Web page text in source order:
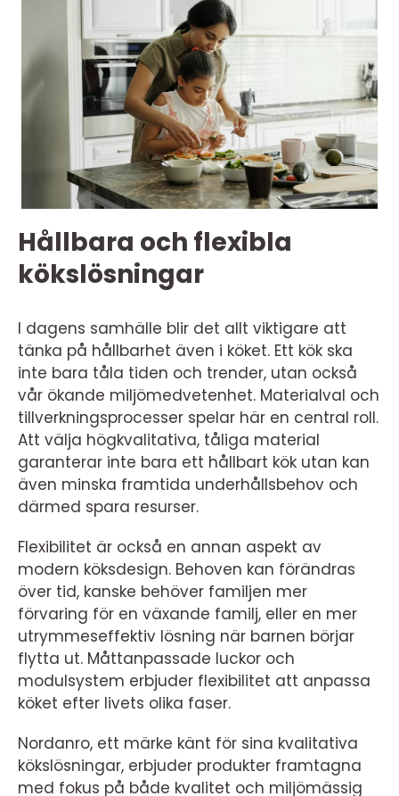
Hållbara och flexibla
kökslösningar
I dagens samhälle blir det allt viktigare att
tänka på hållbarhet även i köket. Ett kök ska
inte bara tåla tiden och trender, utan också
vår ökande miljömedvetenhet. Materialval och
tillverkningsprocesser spelar här en central roll.
Att välja högkvalitativa, tåliga material
garanterar inte bara ett hållbart kök utan kan
även minska framtida underhållsbehov och
därmed spara resurser.
Flexibilitet är också en annan aspekt av
modern köksdesign. Behoven kan förändras
över tid, kanske behöver familjen mer
förvaring för en växande familj, eller en mer
utrymmeseffektiv lösning när barnen börjar
flytta ut. Måttanpassade luckor och
modulsystem erbjuder flexibilitet att anpassa
köket efter livets olika faser.
Nordanro, ett märke känt för sina kvalitativa
kökslösningar, erbjuder produkter framtagna
med fokus på både kvalitet och miljömässig